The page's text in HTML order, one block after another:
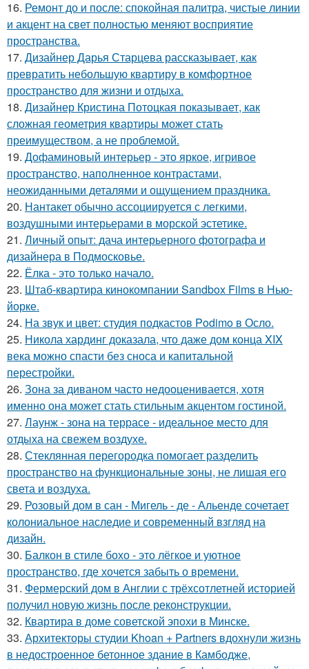
16. Ремонт до и после: спокойная палитра, чистые линии
и акцент на свет полностью меняют восприятие
пространства.
17. Дизайнер Дарья Старцева рассказывает, как
превратить небольшую квартиру в комфортное
пространство для жизни и отдыха.
18. Дизайнер Кристина Потоцкая показывает, как
сложная геометрия квартиры может стать
преимуществом, а не проблемой.
19. Дофаминовый интерьер - это яркое, игривое
пространство, наполненное контрастами,
неожиданными деталями и ощущением праздника.
20. Нантакет обычно ассоциируется с легкими,
воздушными интерьерами в морской эстетике.
21. Личный опыт: дача интерьерного фотографа и
дизайнера в Подмосковье.
22. Ёлка - это только начало.
23. Штаб-квартира кинокомпании Sandbox Films в Нью-
йорке.
24. На звук и цвет: студия подкастов Podimo в Осло.
25. Никола хардинг доказала, что даже дом конца XIX
века можно спасти без сноса и капитальной
перестройки.
26. Зона за диваном часто недооценивается, хотя
именно она может стать стильным акцентом гостиной.
27. Лаунж - зона на террасе - идеальное место для
отдыха на свежем воздухе.
28. Стеклянная перегородка помогает разделить
пространство на функциональные зоны, не лишая его
света и воздуха.
29. Розовый дом в сан - Мигель - де - Альенде сочетает
колониальное наследие и современный взгляд на
дизайн.
30. Балкон в стиле бохо - это лёгкое и уютное
пространство, где хочется забыть о времени.
31. Фермерский дом в Англии с трёхсотлетней историей
получил новую жизнь после реконструкции.
32. Квартира в доме советской эпохи в Минске.
33. Архитекторы студии Khoan + Partners вдохнули жизнь
в недостроенное бетонное здание в Камбодже,